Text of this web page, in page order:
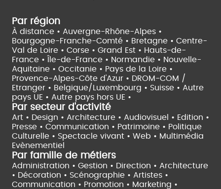
Par région
À distance • Auvergne-Rhône-Alpes •
Bourgogne-Franche-Comté • Bretagne • Centre-
Val de Loire • Corse • Grand Est • Hauts-de-
France •
Île-de-France • Normandie • Nouvelle-
Aquitaine • Occitanie • Pays de la Loire •
Provence-Alpes-Côte d'Azur • DROM-COM /
Etranger • Belgique/Luxembourg • Suisse • Autre
pays UE • Autre pays hors UE •
Par secteur d'activité
Art • Design • Architecture • Audiovisuel • Edition •
Presse • Communication • Patrimoine • Politique
Culturelle • Spectacle vivant • Web • Multimédia
Evènementiel
Par famille de métiers
Administration • Gestion • Direction • Architecture
• Décoration • Scénographie • Artistes •
Communication • Promotion • Marketing •